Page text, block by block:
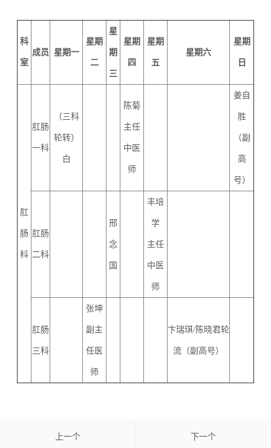
科
室
成员 星期一
星期
二
星
期
三
星期
四
星期
五
星期六
星期
日
肛
肠
科
肛肠
一科
（三科
轮转）
白
陈菊
主任
中医
师
姜自
胜
（副
高
号）
肛肠
二科
邢
念
国
丰培
学
主任
中医
师
肛肠
三科
张坤
副主
任医
师
卞瑞琪/陈晓君轮
流（副高号）
上一个 下一个